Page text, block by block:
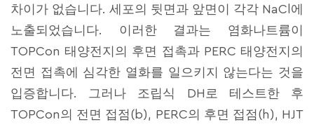
차이가 없습니다. 세포의 뒷면과 앞면이 각각 NaCl에
노출되었습니다. 이러한 결과는 염화나트륨이
TOPCon 태양전지의 후면 접촉과 PERC 태양전지의
전면 접촉에 심각한 열화를 일으키지 않는다는 것을
입증합니다. 그러나 조립식 DH로 테스트한 후
TOPCon의 전면 접점(b), PERC의 후면 접점(h), HJT